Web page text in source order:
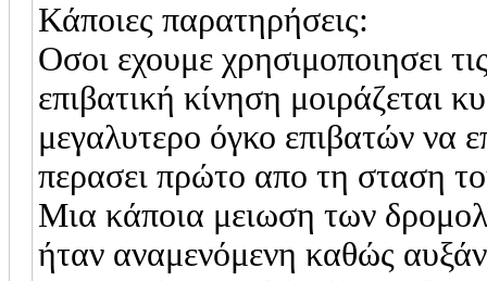
Κάποιες παρατηρήσεις:
Οσοι εχουμε χρησιμοποιησει
επιβατική κίνηση μοιράζεται
μεγαλυτερο όγκο επιβατών να
περασει πρώτο απο τη σταση
Μια κάποια μειωση των
ήταν αναμενόμενη καθώς